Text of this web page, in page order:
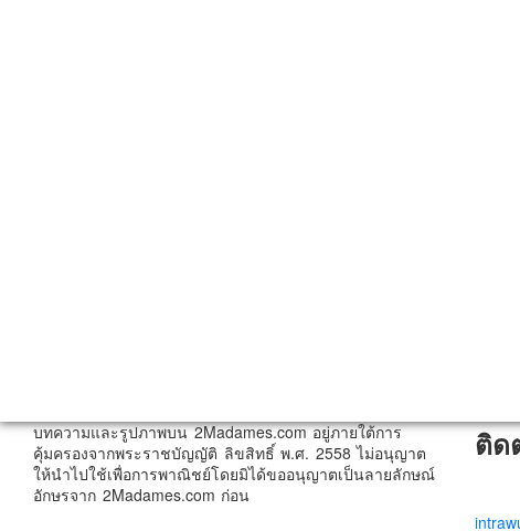
บทความและรูปภาพบน 2Madames.com อยู่ภายใต้การ
คุ้มครองจากพระราชบัญญัติ ลิขสิทธิ์ พ.ศ. 2558 ไม่อนุญาต
ให้นำไปใช้เพื่อการพาณิชย์โดยมิได้ขออนุญาตเป็นลายลักษณ์
อักษรจาก 2Madames.com ก่อน
ติด